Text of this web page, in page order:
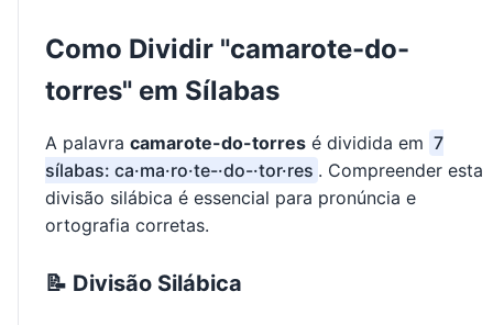
Como Dividir "camarote-do-
torres" em Sílabas
A palavra camarote-do-torres é dividida em 7
sílabas: ca·ma·ro·te-·do-·tor·res . Compreender esta
divisão silábica é essencial para pronúncia e
ortografia corretas.
📝 Divisão Silábica